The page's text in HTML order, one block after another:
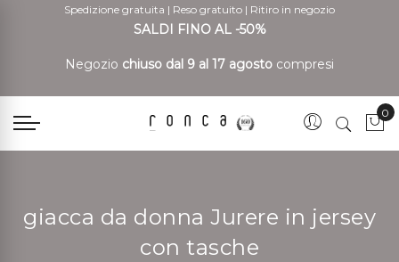
Spedizione gratuita | Reso gratuito | Ritiro in negozio
SALDI FINO AL -50%
Negozio chiuso dal 9 al 17 agosto compresi
0
giacca da donna Jurere in jersey
con tasche